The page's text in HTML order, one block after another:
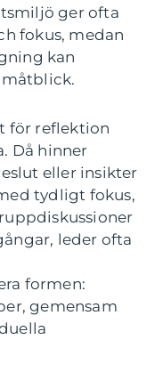
ger ofta
fokus, medan
kan
för reflektion
Då hinner
eller insikter
tydligt fokus,
leder ofta
formen:
gemensam